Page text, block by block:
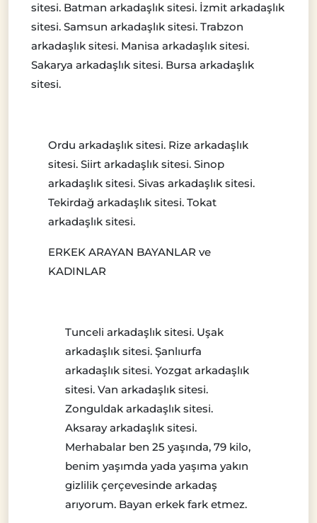
sitesi. Batman arkadaşlık sitesi. İzmit arkadaşlık
sitesi. Samsun arkadaşlık sitesi. Trabzon
arkadaşlık sitesi. Manisa arkadaşlık sitesi.
Sakarya arkadaşlık sitesi. Bursa arkadaşlık
sitesi.
Ordu arkadaşlık sitesi. Rize arkadaşlık
sitesi. Siirt arkadaşlık sitesi. Sinop
arkadaşlık sitesi. Sivas arkadaşlık sitesi.
Tekirdağ arkadaşlık sitesi. Tokat
arkadaşlık sitesi.
ERKEK ARAYAN BAYANLAR ve
KADINLAR
Tunceli arkadaşlık sitesi. Uşak
arkadaşlık sitesi. Şanlıurfa
arkadaşlık sitesi. Yozgat arkadaşlık
sitesi. Van arkadaşlık sitesi.
Zonguldak arkadaşlık sitesi.
Aksaray arkadaşlık sitesi.
Merhabalar ben 25 yaşında, 79 kilo,
benim yaşımda yada yaşıma yakın
gizlilik çerçevesinde arkadaş
arıyorum. Bayan erkek fark etmez.